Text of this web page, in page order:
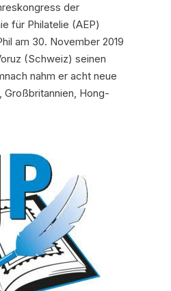
der
für Philatelie (AEP)
am 30. November 2019
(Schweiz) seinen
nahm er acht neue
Großbritannien, Hong-